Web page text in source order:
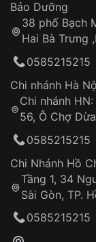
Thời
công
Hotline: 0585
Từ khóa SEO:
Khách
Sản
Tự
Đảm bảo
Đồng
trình sử
Bảo Dưỡng
38 phố Bạch
Hai Bà Trưng
0585215215
Chi nhánh Hà
Chi nhánh
56, Ô Chợ
0585215215
Chi Nhánh Hồ
Tầng 1, 34
Sài Gòn, TP.
0585215215